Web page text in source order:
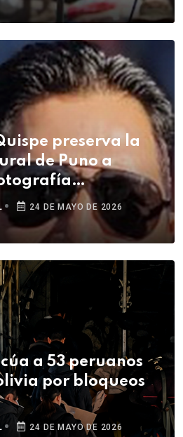
preserva la
de Puno a
24 DE MAYO DE 2026
a 53 peruanos
por bloqueos
24 DE MAYO DE 2026